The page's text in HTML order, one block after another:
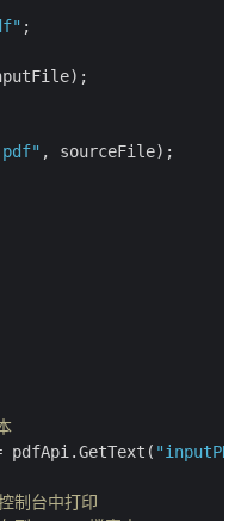
, sourceFile);
pdfApi.GetText(
制台中打印